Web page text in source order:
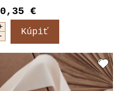
0,35 €